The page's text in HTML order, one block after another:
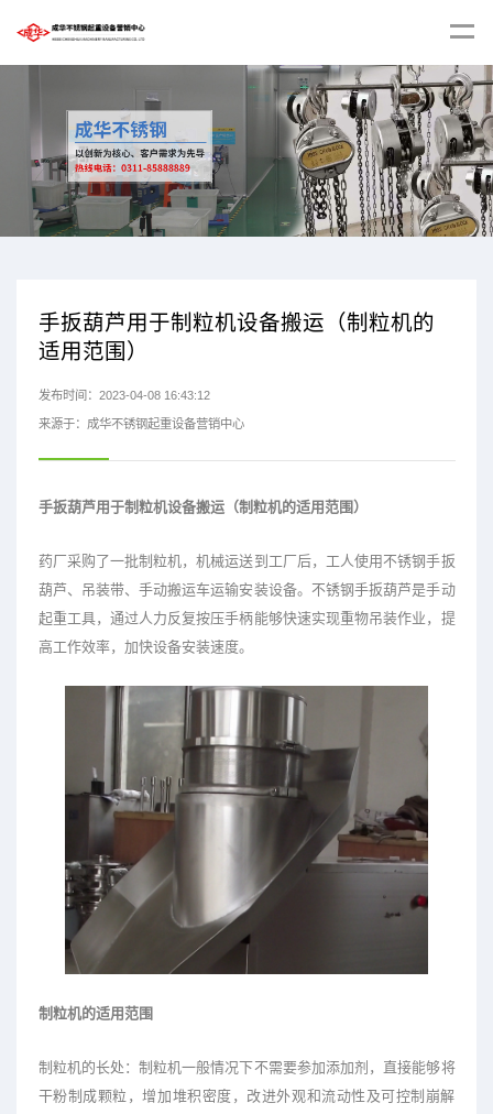
手扳葫芦用于制粒机设备搬运（制粒机的
适用范围）
发布时间：2023-04-08 16:43:12
来源于：成华不锈钢起重设备营销中心
手扳葫芦用于制粒机设备搬运（制粒机的适用范围）
药厂采购了一批制粒机，机械运送到工厂后，工人使用不锈钢手扳
葫芦、吊装带、手动搬运车运输安装设备。不锈钢手扳葫芦是手动
起重工具，通过人力反复按压手柄能够快速实现重物吊装作业，提
高工作效率，加快设备安装速度。
制粒机的适用范围
制粒机的长处：制粒机一般情况下不需要参加添加剂，直接能够将
干粉制成颗粒，增加堆积密度，改进外观和流动性及可控制崩解